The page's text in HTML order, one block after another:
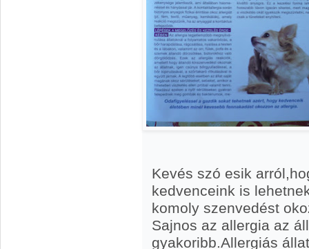
Kevés szó esik
kedvenceink is
komoly szenvedést
Sajnos az allergia az
gyakoribb.Allergiás